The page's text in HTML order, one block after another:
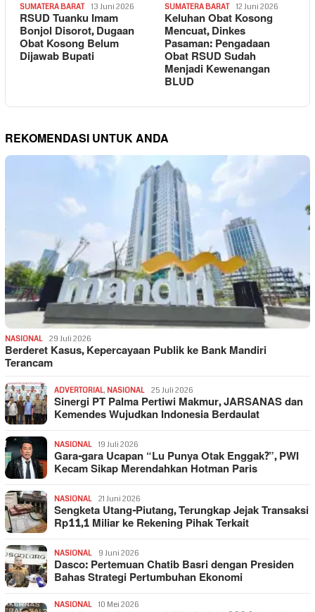
SUMATERA BARAT 13 Juni 2026
RSUD Tuanku Imam
Bonjol Disorot, Dugaan
Obat Kosong Belum
Dijawab Bupati
SUMATERA BARAT 12 Juni 2026
Keluhan Obat Kosong
Mencuat, Dinkes
Pasaman: Pengadaan
Obat RSUD Sudah
Menjadi Kewenangan
BLUD
REKOMENDASI UNTUK ANDA
NASIONAL 29 Juli 2026
Berderet Kasus, Kepercayaan Publik ke Bank Mandiri
Terancam
ADVERTORIAL, NASIONAL 25 Juli 2026
Sinergi PT Palma Pertiwi Makmur, JARSANAS dan
Kemendes Wujudkan Indonesia Berdaulat
NASIONAL 19 Juli 2026
Gara-gara Ucapan “Lu Punya Otak Enggak?”, PWI
Kecam Sikap Merendahkan Hotman Paris
NASIONAL 21 Juni 2026
Sengketa Utang-Piutang, Terungkap Jejak Transaksi
Rp11,1 Miliar ke Rekening Pihak Terkait
NASIONAL 9 Juni 2026
Dasco: Pertemuan Chatib Basri dengan Presiden
Bahas Strategi Pertumbuhan Ekonomi
NASIONAL 10 Mei 2026